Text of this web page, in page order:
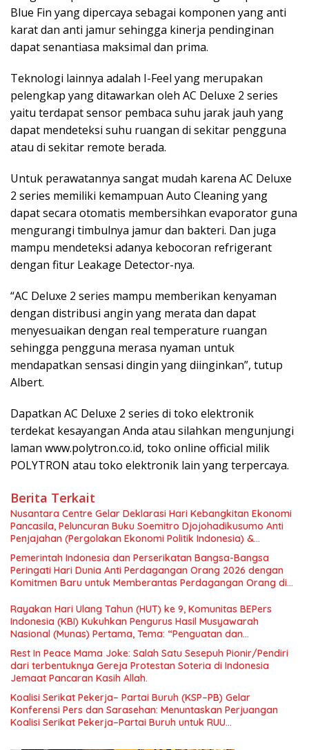
Blue Fin yang dipercaya sebagai komponen yang anti
karat dan anti jamur sehingga kinerja pendinginan
dapat senantiasa maksimal dan prima.
Teknologi lainnya adalah I-Feel yang merupakan
pelengkap yang ditawarkan oleh AC Deluxe 2 series
yaitu terdapat sensor pembaca suhu jarak jauh yang
dapat mendeteksi suhu ruangan di sekitar pengguna
atau di sekitar remote berada.
Untuk perawatannya sangat mudah karena AC Deluxe
2 series memiliki kemampuan Auto Cleaning yang
dapat secara otomatis membersihkan evaporator guna
mengurangi timbulnya jamur dan bakteri. Dan juga
mampu mendeteksi adanya kebocoran refrigerant
dengan fitur Leakage Detector-nya.
“AC Deluxe 2 series mampu memberikan kenyaman
dengan distribusi angin yang merata dan dapat
menyesuaikan dengan real temperature ruangan
sehingga pengguna merasa nyaman untuk
mendapatkan sensasi dingin yang diinginkan”, tutup
Albert.
Dapatkan AC Deluxe 2 series di toko elektronik
terdekat kesayangan Anda atau silahkan mengunjungi
laman www.polytron.co.id, toko online official milik
POLYTRON atau toko elektronik lain yang terpercaya.
Berita Terkait
Nusantara Centre Gelar Deklarasi Hari Kebangkitan Ekonomi
Pancasila, Peluncuran Buku Soemitro Djojohadikusumo Anti
Penjajahan (Pergolakan Ekonomi Politik Indonesia) &
Simposium Nasional “Urgensi Undang-Undang Perekonomian
Nasional dan Kesejahteraan Sosial dalam Menata Bangsa
Menuju Indonesia Emas 2045”,
Pemerintah Indonesia dan Perserikatan Bangsa-Bangsa
Peringati Hari Dunia Anti Perdagangan Orang 2026 dengan
Komitmen Baru untuk Memberantas Perdagangan Orang di
Rayakan Hari Ulang Tahun (HUT) ke 9, Komunitas BEPers
Indonesia (KBI) Kukuhkan Pengurus Hasil Musyawarah
Nasional (Munas) Pertama, Tema: “Penguatan dan
Pengembangan Organisasi KBI yang Berbasis Riset di seluruh
Indonesia dan Mancanegara”.
Rest In Peace Mama Joke: Salah Satu Sesepuh Pionir/Pendiri
dari terbentuknya Gereja Protestan Soteria di Indonesia
Jemaat Pancaran Kasih Allah.
Koalisi Serikat Pekerja– Partai Buruh (KSP–PB) Gelar
Konferensi Pers dan Sarasehan: Menuntaskan Perjuangan
Koalisi Serikat Pekerja–Partai Buruh untuk RUU